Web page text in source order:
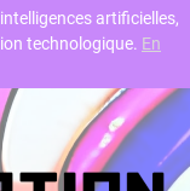
artificielles,
technologique. En